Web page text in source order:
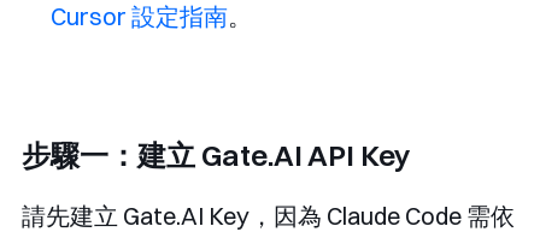
Cursor 設定指南。
步驟一：建立 Gate.AI API Key
請先建立 Gate.AI Key，因為 Claude Code 需依